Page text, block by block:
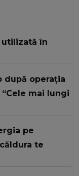
utilizată în
după operația
mai lungi
pe
te